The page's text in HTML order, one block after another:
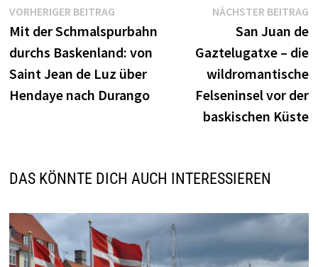
Beitragsnavigation
VORHERIGER BEITRAGVorheriger
Beitrag:
Mit der Schmalspurbahn
durchs Baskenland: von
Saint Jean de Luz über
Hendaye nach Durango
NÄCHSTER BEITRAG
San Juan de
Gaztelugatxe – die
wildromantische
Felseninsel vor der
baskischen Küste
DAS KÖNNTE DICH AUCH INTERESSIEREN